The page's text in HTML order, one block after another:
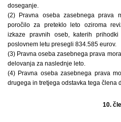
doseganje.
(2) Pravna oseba zasebnega prava
poročilo za preteklo leto oziroma
izkaze pravnih oseb, katerih
poslovnem letu presegli 834.585 eurov.
(3) Pravna oseba zasebnega prava
delovanja za naslednje leto.
(4) Pravna oseba zasebnega prava
drugega in tretjega odstavka tega člena
10.